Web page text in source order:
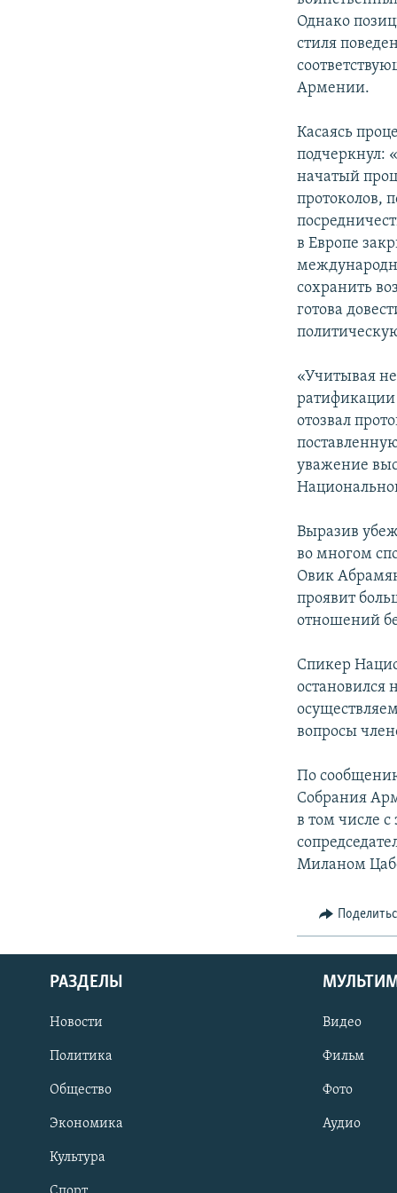
Однако
стиля
Армении.
Касаясь
подчеркнул:
начатый
протоколов,
в Европе
сохранить
готова
«Учитывая
отозвал
уважение
Выразив
во многом
Овик
проявит
отношений
Спикер
остановился
вопросы
По
Собрания
в том числе
Миланом
РАЗДЕЛЫ
Новости
Политика
Общество
Экономика
Культура
Видео
Фильм
Фото
Аудио